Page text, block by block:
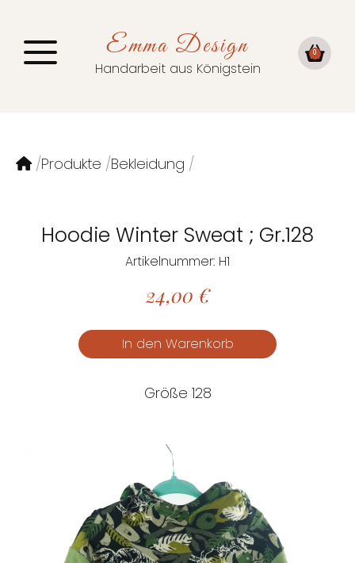
Emma Design
Handarbeit aus Königstein
0
Produkte Bekleidung
Hoodie Winter Sweat ; Gr.128
Artikelnummer: H1
24,00 €
Größe 128